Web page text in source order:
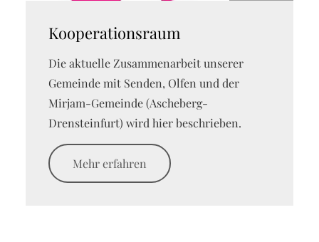
Kooperationsraum
Die aktuelle Zusammenarbeit unserer
Gemeinde mit Senden, Olfen und der
Mirjam-Gemeinde (Ascheberg-
Drensteinfurt) wird hier beschrieben.
Mehr erfahren